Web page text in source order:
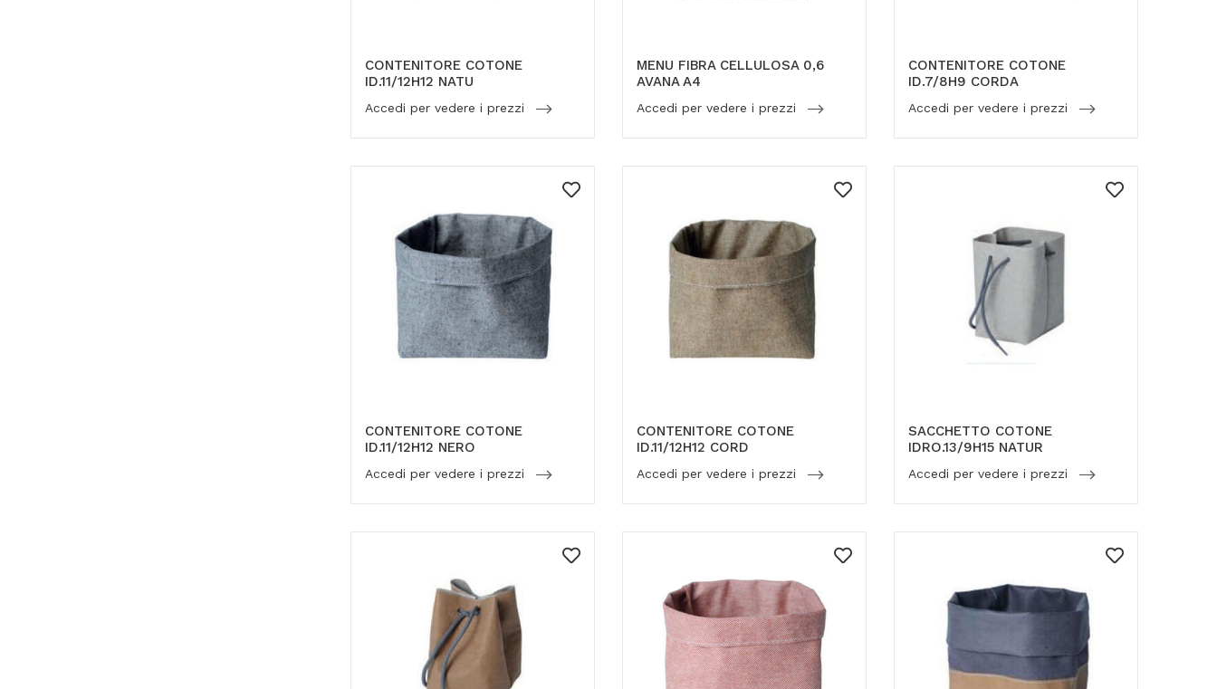
CONTENITORE COTONE
ID.11/12H12 NATU
Accedi per vedere i prezzi
MENU FIBRA CELLULOSA 0,6
AVANA A4
Accedi per vedere i prezzi
CONTENITORE COTONE
ID.7/8H9 CORDA
Accedi per vedere i prezzi
CONTENITORE COTONE
ID.11/12H12 NERO
Accedi per vedere i prezzi
CONTENITORE COTONE
ID.11/12H12 CORD
Accedi per vedere i prezzi
SACCHETTO COTONE
IDRO.13/9H15 NATUR
Accedi per vedere i prezzi